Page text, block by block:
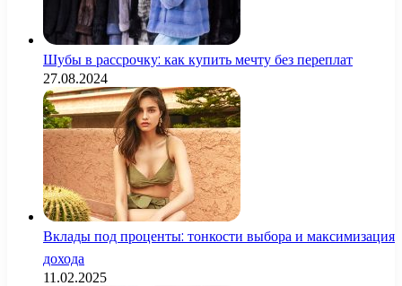
Шубы в рассрочку: как купить мечту без переплат
27.08.2024
Вклады под проценты: тонкости выбора и максимизация
дохода
11.02.2025